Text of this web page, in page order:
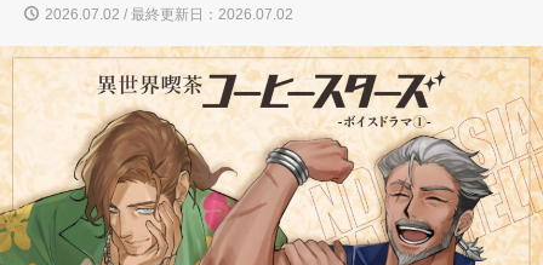
2026.07.02 / 最終更新日：2026.07.02